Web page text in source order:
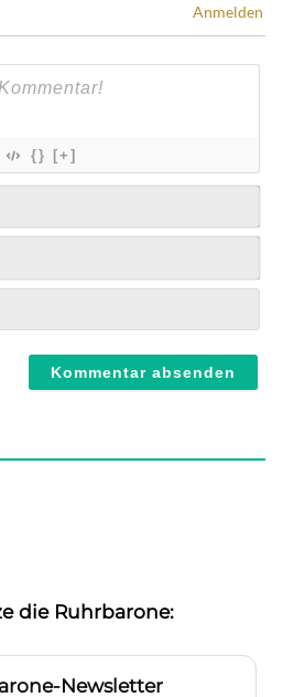
Anmelden
{} [+]
die Ruhrbarone:
Newsletter